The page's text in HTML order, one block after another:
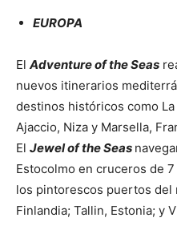
EUROPA
El Adventure of the Seas
nuevos itinerarios
destinos históricos como La
Ajaccio, Niza y Marsella,
El Jewel of the Seas
Estocolmo en cruceros de
los pintorescos puertos del
Finlandia; Tallin, Estonia; y